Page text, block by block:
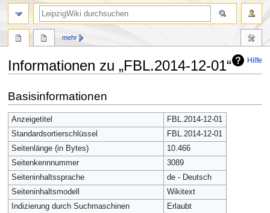
Hilfe
Informationen zu „FBL.2014-12-01“
Navigation
springen
Suche
springen
Basisinformationen
Anzeigetitel
FBL.2014-12-01
Standardsortierschlüssel
FBL.2014-12-01
Seitenlänge (in Bytes)
10.466
Seitenkennnummer
3089
Seiteninhaltssprache
de - Deutsch
Seiteninhaltsmodell
Wikitext
Indizierung durch Suchmaschinen
Erlaubt
mehr